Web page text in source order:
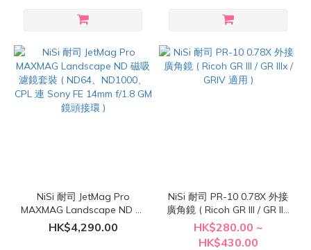
NiSi 耐司 JetMag Pro
MAXMAG Landscape ND 磁
吸濾鏡套裝 ( ND64、
ND1000、CPL 連 Sony FE
HK$4,290.00
NiSi 耐司 PR-10 0.78X 外接
廣角鏡 ( Ricoh GR III / GR IIIx
/ GRIV 適用 )
HK$280.00 ~
HK$430.00